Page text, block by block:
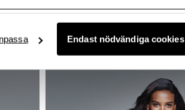
Endast nödvändiga cookies